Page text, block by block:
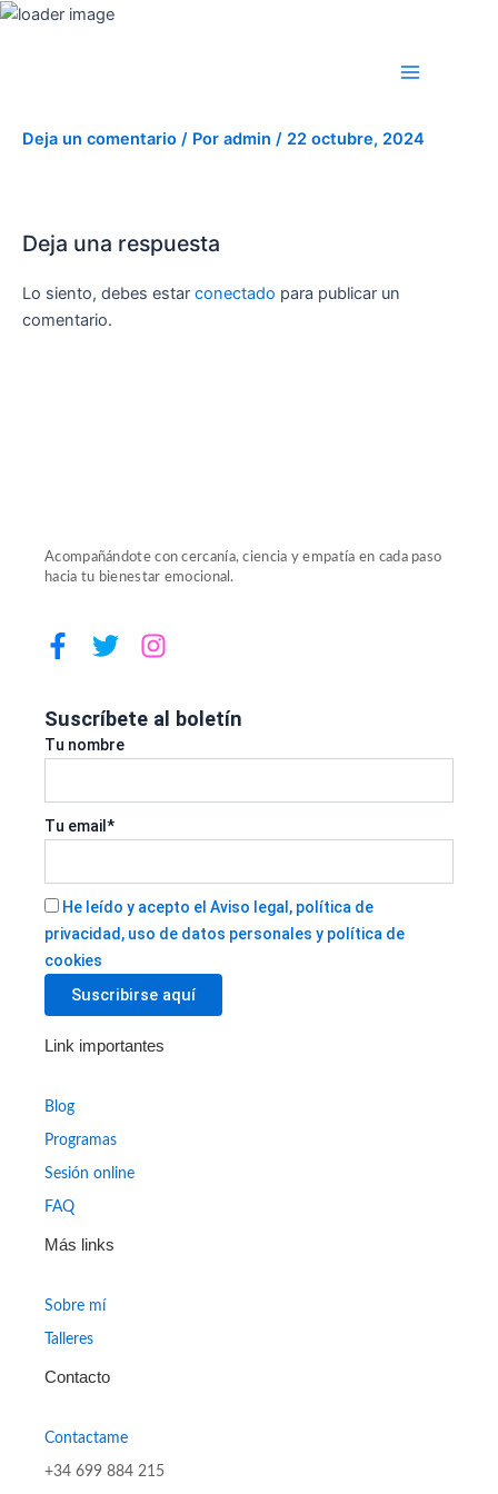
Ir
Menu
Deja un comentario / Por admin / 22 octubre, 2024
Deja una respuesta
Lo siento, debes estar conectado para publicar un
comentario.
Acompañándote con cercanía, ciencia y empatía en cada paso
hacia tu bienestar emocional.
F
a
e
b
o
k
f
T
w
t
t
r
I
n
t
r
Suscríbete al boletín
Tu nombre
Tu email*
He leído y acepto el Aviso legal, política de
privacidad, uso de datos personales y política de
cookies
Link importantes
Blog
Programas
Sesión online
FAQ
Más links
Sobre mí
Talleres
Contacto
Contactame
+34 699 884 215